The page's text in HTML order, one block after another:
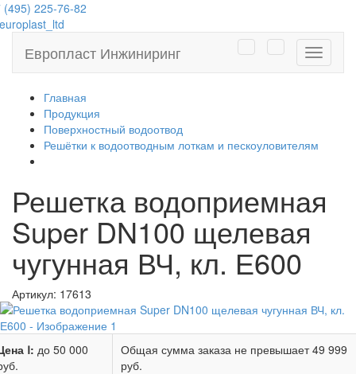
(495) 225-76-82
Европласт Инжиниринг
Главная
Продукция
Поверхностный водоотвод
Решётки к водоотводным лоткам и пескоуловителям
Решетка водоприемная
Super DN100 щелевая
чугунная ВЧ, кл. Е600
Артикул: 17613
Ⅰ: до 50 000
Общая сумма заказа не превышает49 999
руб.